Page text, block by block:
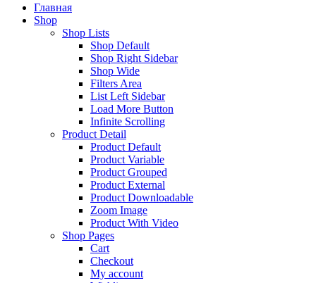
Главная
Shop
Shop Lists
Shop Default
Shop Right Sidebar
Shop Wide
Filters Area
List Left Sidebar
Load More Button
Infinite Scrolling
Product Detail
Product Default
Product Variable
Product Grouped
Product External
Product Downloadable
Zoom Image
Product With Video
Shop Pages
Cart
Checkout
My account